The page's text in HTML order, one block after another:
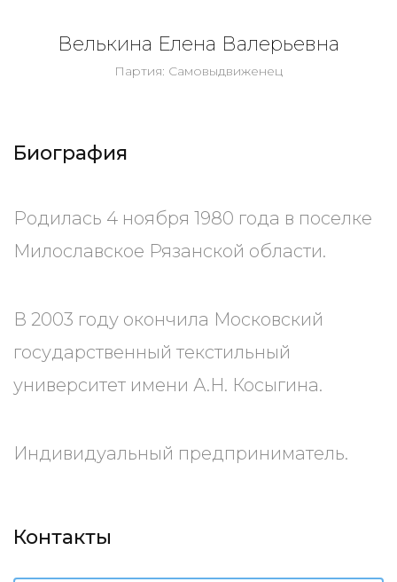
Велькина Елена Валерьевна
Партия: Самовыдвиженец
Биография
Родилась 4 ноября 1980 года в поселке
Милославское Рязанской области.
В 2003 году окончила Московский
государственный текстильный
университет имени А.Н. Косыгина.
Индивидуальный предприниматель.
Контакты